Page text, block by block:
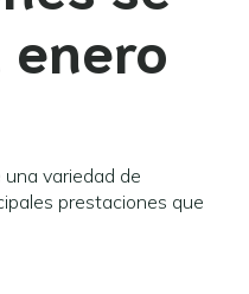
una variedad de
prestaciones que